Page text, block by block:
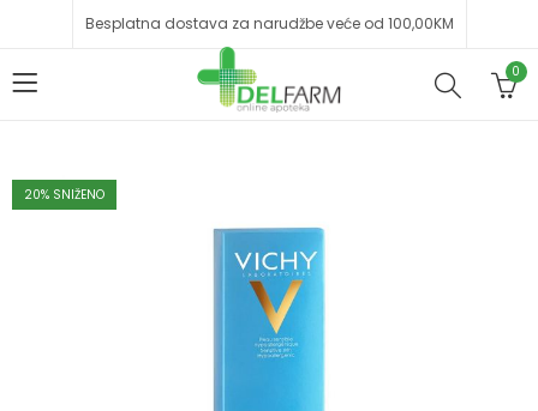
Besplatna dostava za narudžbe veće od 100,00KM
0
20% SNIŽENO